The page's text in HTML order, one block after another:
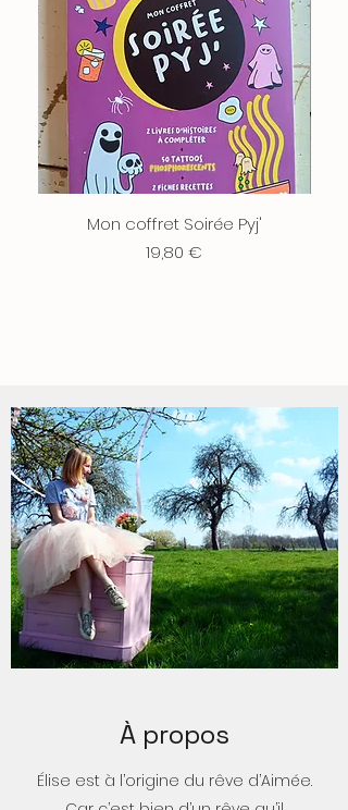
Mon coffret Soirée Pyj'
Prix
19,80 €
À propos
Élise est à l’origine du rêve d’Aimée.